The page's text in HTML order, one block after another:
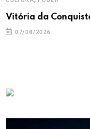
Vitória da
07/08/2026